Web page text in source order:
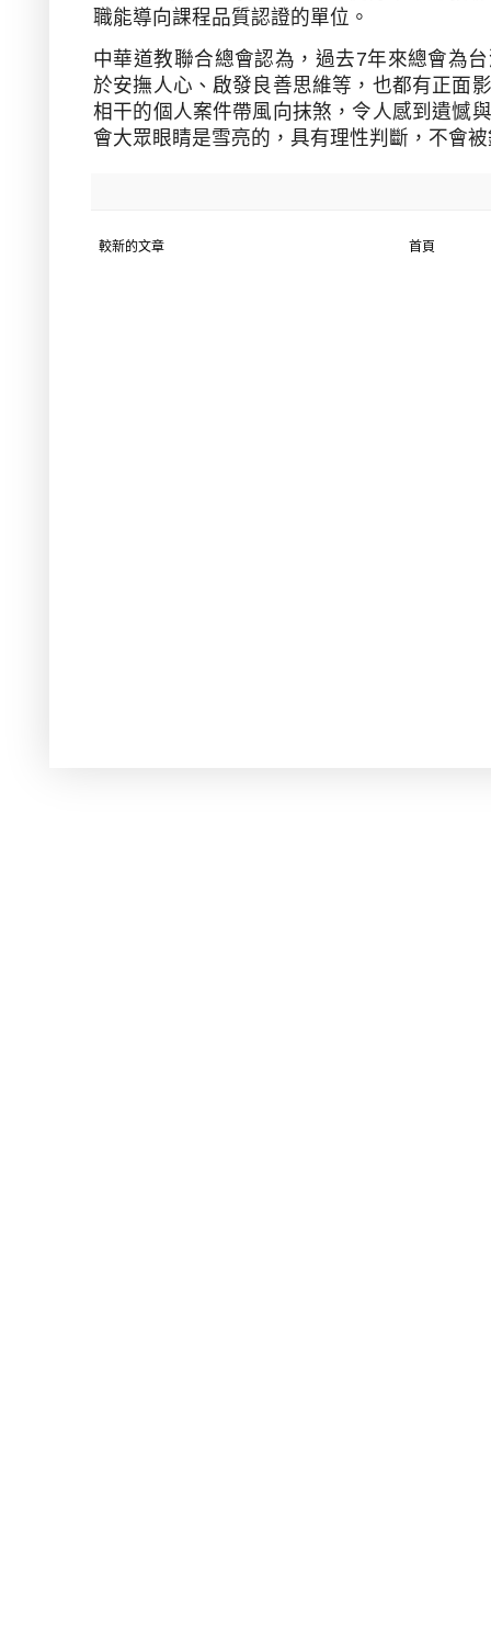
職能導向課程品質認證的單位。
中華道教聯合總會認為，過去7年來總會為
於安撫人心、啟發良善思維等，也都有正面
相干的個人案件帶風向抹煞，令人感到遺憾
會大眾眼睛是雪亮的，具有理性判斷，不會
較新的文章 首頁